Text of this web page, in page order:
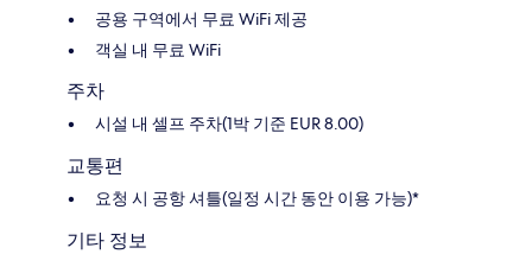
공용 구역에서 무료 WiFi 제공
객실 내 무료 WiFi
주차
시설 내 셀프 주차(1박 기준 EUR 8.00)
교통편
요청 시 공항 셔틀(일정 시간 동안 이용 가능)*
기타 정보